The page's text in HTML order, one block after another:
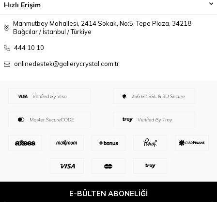
Hızlı Erişim
Mahmutbey Mahallesi, 2414 Sokak, No:5, Tepe Plaza, 34218
Bağcılar / İstanbul / Türkiye
444 10 10
onlinedestek@gallerycrystal.com.tr
E-BÜLTEN ABONELIĞI